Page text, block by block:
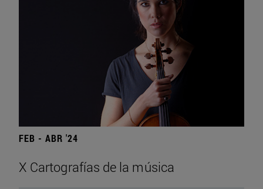
FEB - ABR '24
X Cartografías de la música